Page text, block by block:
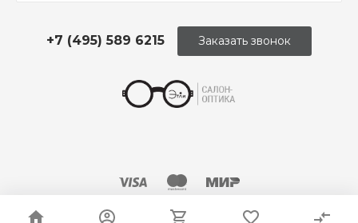
+7 (495) 589 6215 Заказать звонок